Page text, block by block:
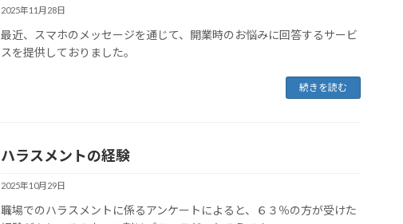
2025年11月28日
最近、スマホのメッセージを通じて、開業時のお悩みに回答するサービ
スを提供しておりました。
続きを読む
ハラスメントの経験
2025年10月29日
職場でのハラスメントに係るアンケートによると、６３％の方が受けた